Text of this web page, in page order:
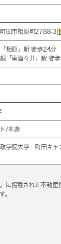
田市相原町2788-3[
「 相原 」駅 徒歩24分
「 南酒々井」駅 徒
ト/木造
学院大学 町田キャ
に掲載された不動産
。